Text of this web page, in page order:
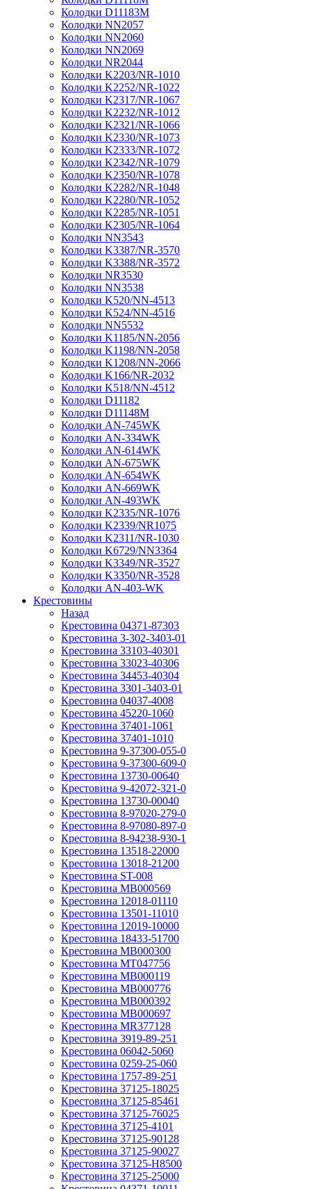
Колодки D11183M
Колодки NN2057
Колодки NN2060
Колодки NN2069
Колодки NR2044
Колодки K2203/NR-1010
Колодки K2252/NR-1022
Колодки K2317/NR-1067
Колодки K2232/NR-1012
Колодки K2321/NR-1066
Колодки K2330/NR-1073
Колодки K2333/NR-1072
Колодки K2342/NR-1079
Колодки K2350/NR-1078
Колодки K2282/NR-1048
Колодки K2280/NR-1052
Колодки K2285/NR-1051
Колодки K2305/NR-1064
Колодки NN3543
Колодки K3387/NR-3570
Колодки K3388/NR-3572
Колодки NR3530
Колодки NN3538
Колодки K520/NN-4513
Колодки K524/NN-4516
Колодки NN5532
Колодки K1185/NN-2056
Колодки K1198/NN-2058
Колодки K1208/NN-2066
Колодки K166/NR-2032
Колодки K518/NN-4512
Колодки D11182
Колодки D11148M
Колодки AN-745WK
Колодки AN-334WK
Колодки AN-614WK
Колодки AN-675WK
Колодки AN-654WK
Колодки AN-669WK
Колодки AN-493WK
Колодки K2335/NR-1076
Колодки K2339/NR1075
Колодки K2311/NR-1030
Колодки K6729/NN3364
Колодки K3349/NR-3527
Колодки K3350/NR-3528
Колодки AN-403-WK
Крестовины
Назад
Крестовина 04371-87303
Крестовина 3-302-3403-01
Крестовина 33103-40301
Крестовина 33023-40306
Крестовина 34453-40304
Крестовина 3301-3403-01
Крестовина 04037-4008
Крестовина 45220-1060
Крестовина 37401-1061
Крестовина 37401-1010
Крестовина 9-37300-055-0
Крестовина 9-37300-609-0
Крестовина 13730-00640
Крестовина 9-42072-321-0
Крестовина 13730-00040
Крестовина 8-97020-279-0
Крестовина 8-97080-897-0
Крестовина 8-94238-930-1
Крестовина 13518-22000
Крестовина 13018-21200
Крестовина ST-008
Крестовина MB000569
Крестовина 12018-01110
Крестовина 13501-11010
Крестовина 12019-10000
Крестовина 18433-51700
Крестовина MB000300
Крестовина MT047756
Крестовина MB000119
Крестовина MB000776
Крестовина MB000392
Крестовина MB000697
Крестовина MR377128
Крестовина 3919-89-251
Крестовина 06042-5060
Крестовина 0259-25-060
Крестовина 1757-89-251
Крестовина 37125-18025
Крестовина 37125-85461
Крестовина 37125-76025
Крестовина 37125-4101
Крестовина 37125-90128
Крестовина 37125-90027
Крестовина 37125-H8500
Крестовина 37125-25000